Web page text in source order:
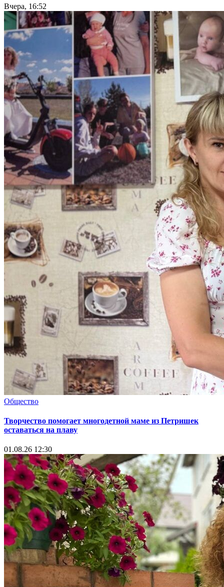
Вчера, 16:52
Общество
Творчество помогает многодетной маме из Петришек
оставаться на плаву
01.08.26 12:30